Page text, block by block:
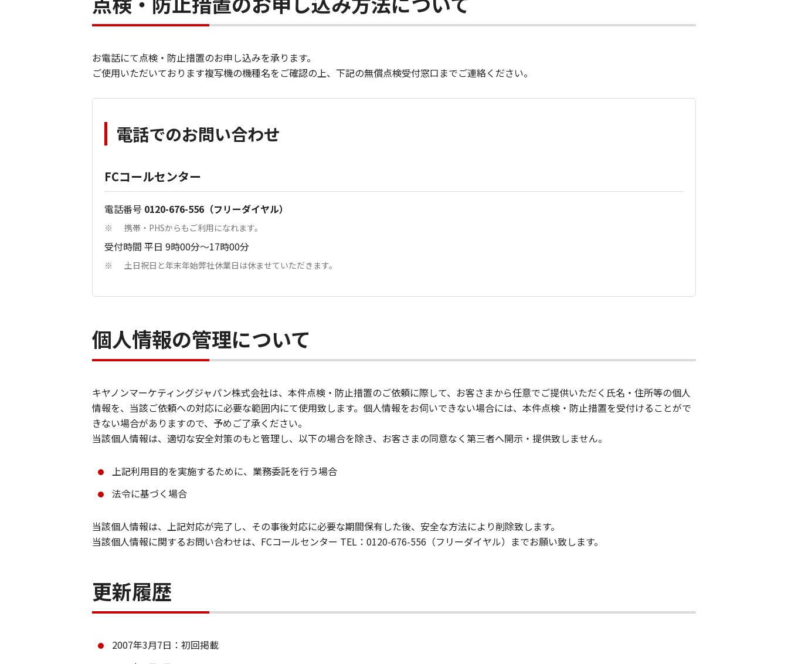
お電話にて点検・防止措置のお申し込みを承ります。
ご使用いただいております複写機の機種名をご確認の上、下記の無償点検受付窓口までご連絡ください。
電話でのお問い合わせ
FCコールセンター
電話番号 0120-676-556（フリーダイヤル）
※ 携帯・PHSからもご利用になれます。
受付時間 平日 9時00分～17時00分
※ 土日祝日と年末年始弊社休業日は休ませていただきます。
個人情報の管理について
キヤノンマーケティングジャパン株式会社は、本件点検・防止措置のご依頼に際して、お客さまから任意でご提供いただく氏名・住所等の個人
情報を、当該ご依頼への対応に必要な範囲内にて使用致します。個人情報をお伺いできない場合には、本件点検・防止措置を受付けることがで
きない場合がありますので、予めご了承ください。
当該個人情報は、適切な安全対策のもと管理し、以下の場合を除き、お客さまの同意なく第三者へ開示・提供致しません。
上記利用目的を実施するために、業務委託を行う場合
法令に基づく場合
当該個人情報は、上記対応が完了し、その事後対応に必要な期間保有した後、安全な方法により削除致します。
当該個人情報に関するお問い合わせは、FCコールセンター TEL：0120-676-556（フリーダイヤル）までお願い致します。
更新履歴
2007年3月7日：初回掲載